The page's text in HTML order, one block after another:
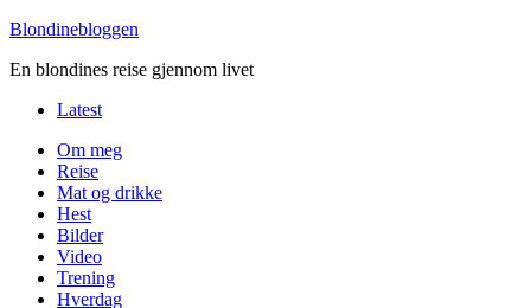
Blondinebloggen
En blondines reise gjennom livet
Latest
Om meg
Reise
Mat og drikke
Hest
Bilder
Video
Trening
Hverdag